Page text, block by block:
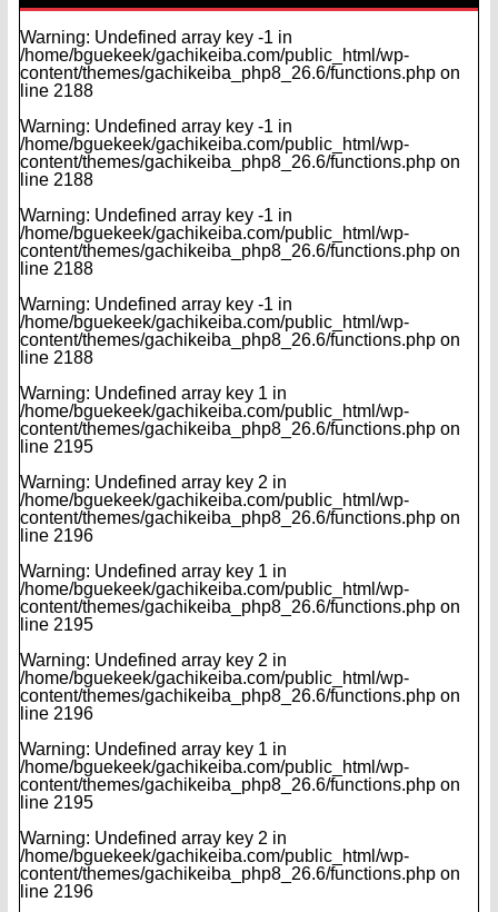
Warning: Undefined array key -1 in
/home/bguekeek/gachikeiba.com/public_html/wp-
content/themes/gachikeiba_php8_26.6/functions.php on
line 2188
Warning: Undefined array key -1 in
/home/bguekeek/gachikeiba.com/public_html/wp-
content/themes/gachikeiba_php8_26.6/functions.php on
line 2188
Warning: Undefined array key -1 in
/home/bguekeek/gachikeiba.com/public_html/wp-
content/themes/gachikeiba_php8_26.6/functions.php on
line 2188
Warning: Undefined array key -1 in
/home/bguekeek/gachikeiba.com/public_html/wp-
content/themes/gachikeiba_php8_26.6/functions.php on
line 2188
Warning: Undefined array key 1 in
/home/bguekeek/gachikeiba.com/public_html/wp-
content/themes/gachikeiba_php8_26.6/functions.php on
line 2195
Warning: Undefined array key 2 in
/home/bguekeek/gachikeiba.com/public_html/wp-
content/themes/gachikeiba_php8_26.6/functions.php on
line 2196
Warning: Undefined array key 1 in
/home/bguekeek/gachikeiba.com/public_html/wp-
content/themes/gachikeiba_php8_26.6/functions.php on
line 2195
Warning: Undefined array key 2 in
/home/bguekeek/gachikeiba.com/public_html/wp-
content/themes/gachikeiba_php8_26.6/functions.php on
line 2196
Warning: Undefined array key 1 in
/home/bguekeek/gachikeiba.com/public_html/wp-
content/themes/gachikeiba_php8_26.6/functions.php on
line 2195
Warning: Undefined array key 2 in
/home/bguekeek/gachikeiba.com/public_html/wp-
content/themes/gachikeiba_php8_26.6/functions.php on
line 2196